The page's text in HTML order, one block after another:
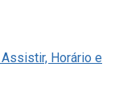
Horário e